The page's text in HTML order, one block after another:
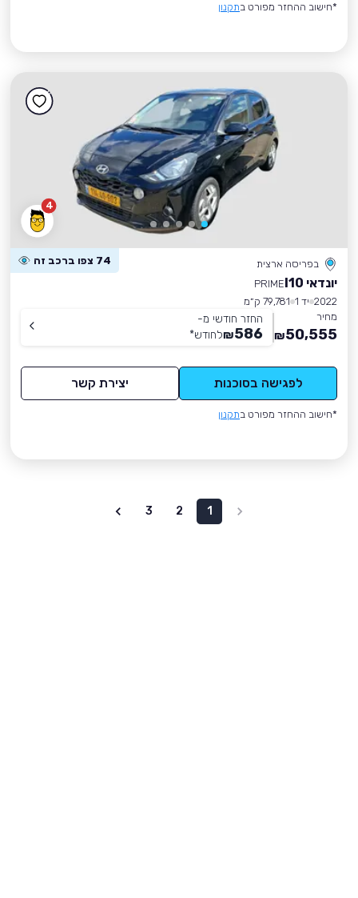
*חישוב ההחזר מפורט בתקנון
4
בפריסה ארצית 74 צפו ברכב זה
יונדאי I10
PRIME
2022 יד 1
79,781 ק״מ
מחיר
50,555
₪
החזר חודשי מ-
586
₪לחודש*
לפגישה בסוכנות יצירת קשר
*חישוב ההחזר מפורט בתקנון
1
2
3